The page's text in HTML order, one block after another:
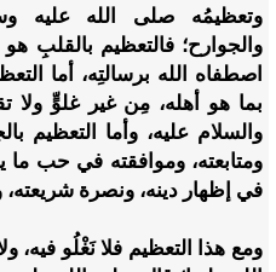
وتعظيمُه صلى الله عليه
والجوارح؛ فالتعظيم بالقلبِ
اصطفاه الله برسالتِه، أما
بما هو أهله، مِن غير غلوٍّ
والسلام عليه، وأما التعظيم
ومتابعته، وموافقته في حب
في إظهار دينه، ونصرة
ومع هذا التعظيم فلا نَغْلُو فيه،